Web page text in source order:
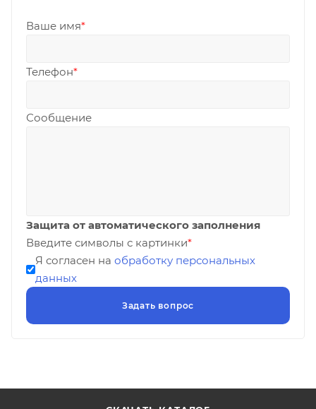
Ваше имя*
Телефон*
Сообщение
Защита от автоматического заполнения
Введите символы с картинки*
Я согласен на обработку персональных
данных